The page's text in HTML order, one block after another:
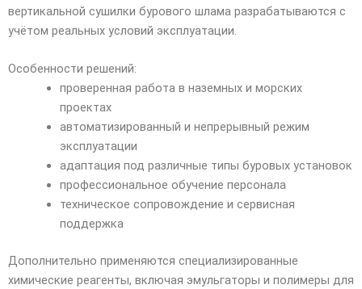
вертикальной сушилки бурового шлама разрабатываются с
учётом реальных условий эксплуатации.
Особенности решений:
проверенная работа в наземных и морских
проектах
автоматизированный и непрерывный режим
эксплуатации
адаптация под различные типы буровых установок
профессиональное обучение персонала
техническое сопровождение и сервисная
поддержка
Дополнительно применяются специализированные
химические реагенты, включая эмульгаторы и полимеры для